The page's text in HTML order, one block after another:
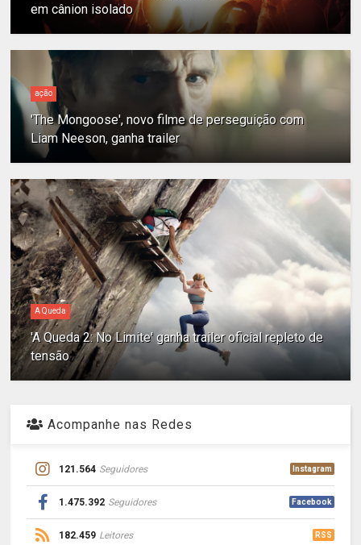
em cânion isolado
ação
'The Mongoose', novo filme de perseguição com
Liam Neeson, ganha trailer
A Queda
'A Queda 2: No Limite' ganha trailer oficial repleto de
tensão
Acompanhe nas Redes
121.564 Seguidores Instagram
1.475.392 Seguidores Facebook
182.459 Leitores RSS